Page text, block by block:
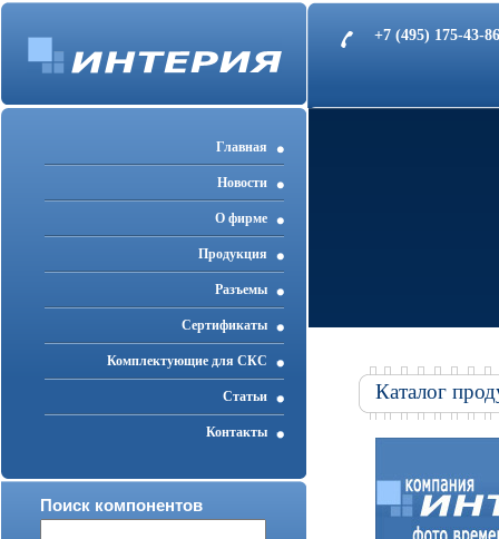
+7 (495) 175-43-
Главная
Новости
О фирме
Продукция
Разъемы
Cертификаты
Комплектующие для СКС
Статьи
Контакты
Поиск компонентов
Каталог